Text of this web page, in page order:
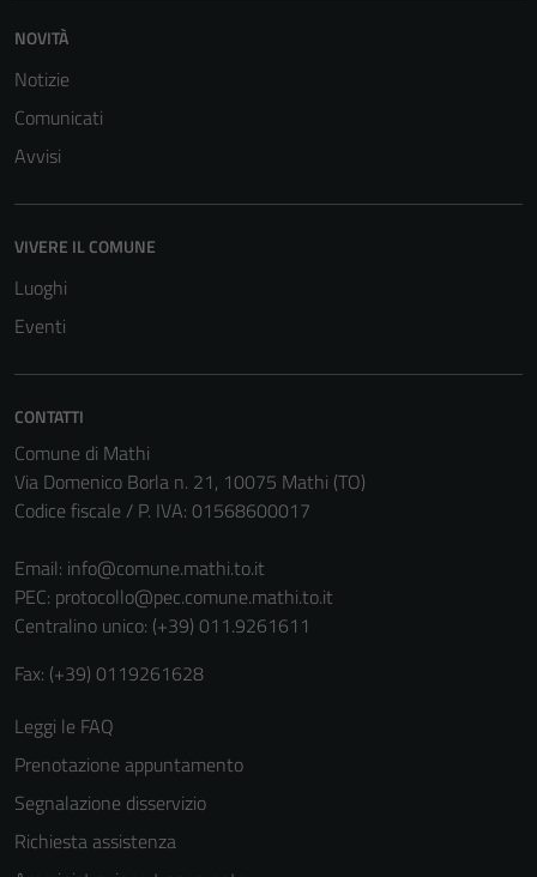
NOVITÀ
Notizie
Comunicati
Avvisi
VIVERE IL COMUNE
Luoghi
Eventi
CONTATTI
Comune di Mathi
Via Domenico Borla n. 21, 10075 Mathi (TO)
Codice fiscale / P. IVA: 01568600017
Email: info@comune.mathi.to.it
PEC: protocollo@pec.comune.mathi.to.it
Centralino unico: (+39) 011.9261611
Fax: (+39) 0119261628
Leggi le FAQ
Prenotazione appuntamento
Segnalazione disservizio
Richiesta assistenza
Tecnici